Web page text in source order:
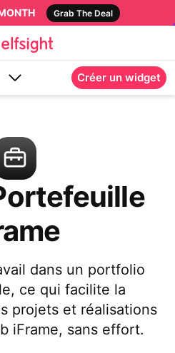
Grab The Deal
Créer un widget
dans un portfolio
ce qui facilite la
projets et réalisations
iFrame, sans effort.